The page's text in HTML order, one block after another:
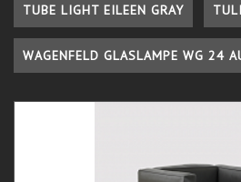
TUBE LIGHT EILEEN GRAY
WAGENFELD GLASLAMPE WG 24